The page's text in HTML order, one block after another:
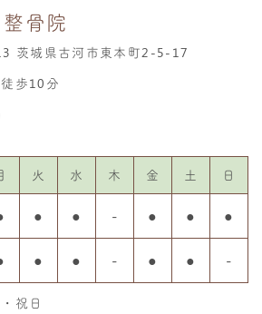
整骨院
茨城県古河市東本町2-5-17
歩10分
火 水 木 金 土 日
● ● - ● ●
●
● ● - ● ● -
祝日